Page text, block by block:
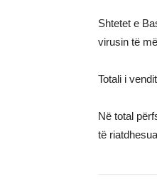
Shtetet e
virusin të
Totali i
Në total
të